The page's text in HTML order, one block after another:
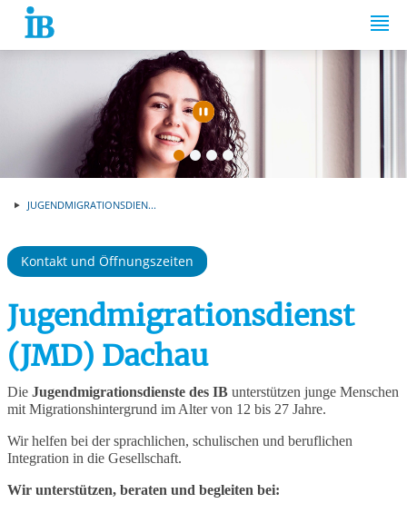
Springe zum Inhalt
Automatische
JUGENDMIGRATIONSDIEN...
Kontakt und Öffnungszeiten
Jugendmigrationsdienst
(JMD) Dachau
DieJugendmigrationsdienste des IB unterstützen junge Menschen
mit Migrationshintergrund im Alter von 12 bis 27 Jahre.
Wir helfen bei der sprachlichen, schulischen und beruflichen
Integration in die Gesellschaft.
Wir unterstützen, beraten und begleiten bei: